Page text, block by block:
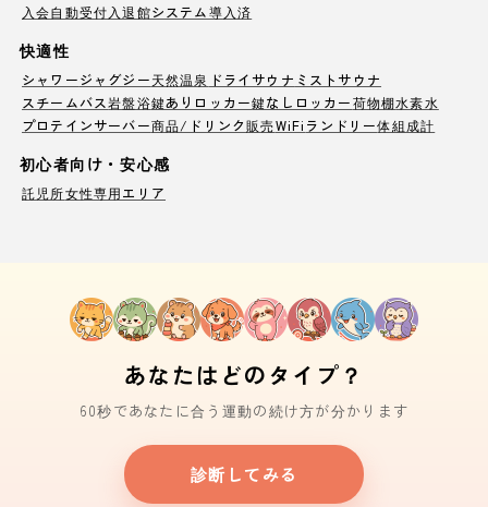
入会自動受付 入退館システム導入済
快適性
シャワージャグジー天然温泉 ドライサウナ ミストサウナ
スチームバス岩盤浴鍵ありロッカー鍵なしロッカー荷物棚水素水
プロテインサーバー商品/ドリンク販売WiFi ランドリー体組成計
初心者向け・安心感
託児所女性専用エリア
あなたはどのタイプ？
60秒であなたに合う運動の続け方が分かります
診断してみる